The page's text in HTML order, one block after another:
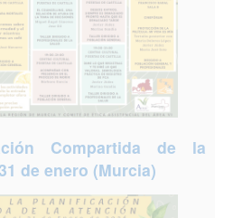
Compartida de la
de enero (Murcia)